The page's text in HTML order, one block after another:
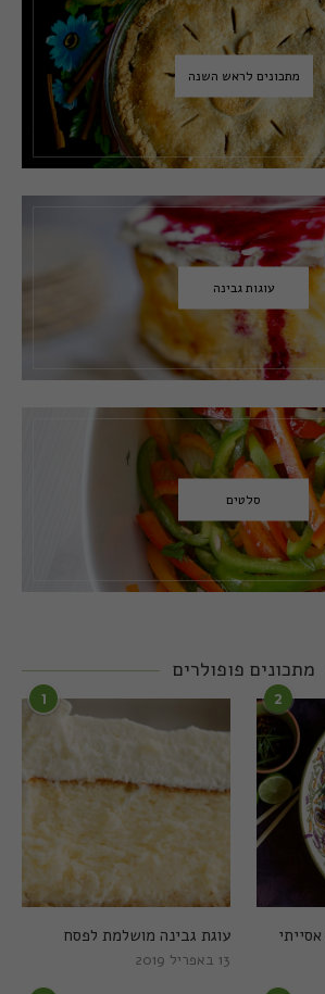
מתכונים לראש השנה
עוגות גבינה
סלטים
מתכונים פופולרים
1
עוגת גבינה מושלמת לפסח
13 באפריל 2019
2